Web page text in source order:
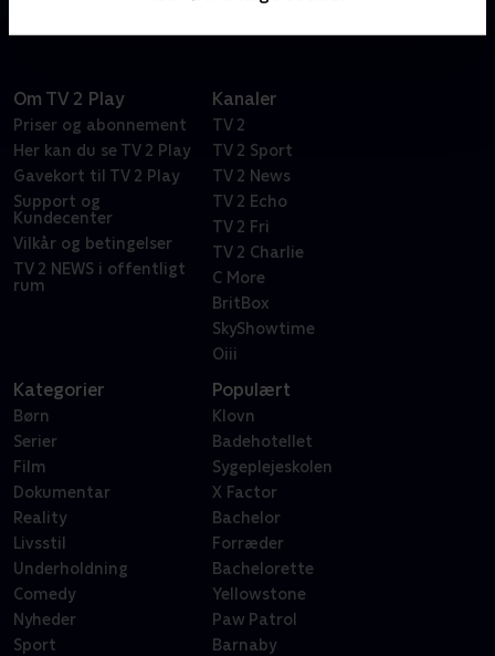
Om TV 2 Play
Priser og abonnement
Her kan du se TV 2 Play
Gavekort til TV 2 Play
Support og
Kundecenter
Vilkår og betingelser
TV 2 NEWS i offentligt
rum
Kanaler
TV 2
TV 2 Sport
TV 2 News
TV 2 Echo
TV 2 Fri
TV 2 Charlie
C More
BritBox
SkyShowtime
Oiii
Kategorier
Børn
Serier
Film
Dokumentar
Reality
Livsstil
Underholdning
Comedy
Nyheder
Sport
Populært
Klovn
Badehotellet
Sygeplejeskolen
X Factor
Bachelor
Forræder
Bachelorette
Yellowstone
Paw Patrol
Barnaby